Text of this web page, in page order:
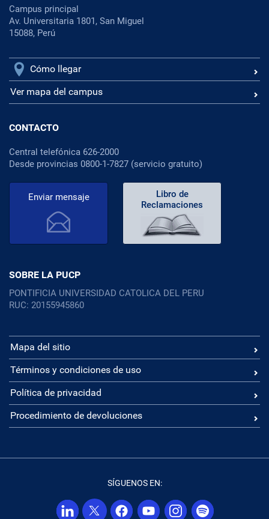
Campus principal
Av. Universitaria 1801, San Miguel
15088, Perú
Cómo llegar
Ver mapa del campus
CONTACTO
Central telefónica 626-2000
Desde provincias 0800-1-7827 (servicio gratuito)
Enviar mensaje
Libro de
Reclamaciones
SOBRE LA PUCP
PONTIFICIA UNIVERSIDAD CATOLICA DEL PERU
RUC: 20155945860
Mapa del sitio
Términos y condiciones de uso
Política de privacidad
Procedimiento de devoluciones
SÍGUENOS EN: